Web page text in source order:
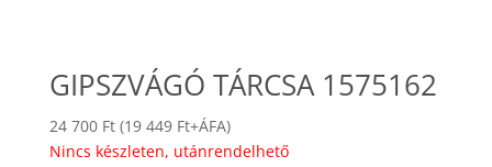
GIPSZVÁGÓ TÁRCSA 1575162
24 700 Ft (19 449 Ft+ÁFA)
Nincs készleten, utánrendelhető